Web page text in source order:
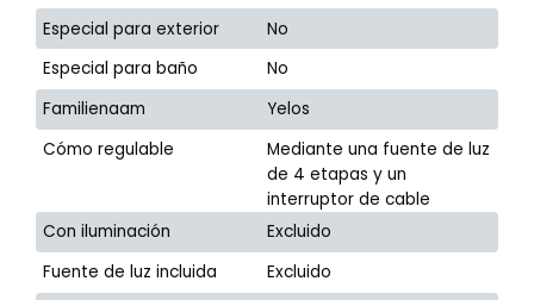
Especial para exterior
No
Especial para baño
No
Familienaam
Yelos
Cómo regulable
Mediante una fuente de luz
de 4 etapas y un
interruptor de cable
Con iluminación
Excluido
Fuente de luz incluida
Excluido